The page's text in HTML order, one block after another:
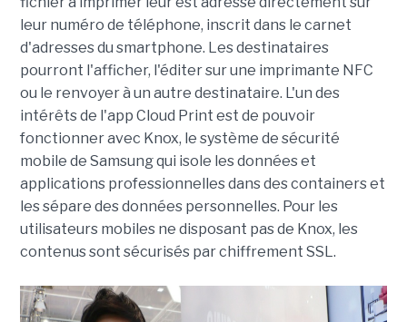
leur numéro de téléphone, inscrit dans le carnet
d'adresses du smartphone. Les destinataires
pourront l'afficher, l'éditer sur une imprimante NFC
ou le renvoyer à un autre destinataire. L'un des
intérêts de l'app Cloud Print est de pouvoir
fonctionner avec Knox, le système de sécurité
mobile de Samsung qui isole les données et
applications professionnelles dans des containers et
les sépare des données personnelles. Pour les
utilisateurs mobiles ne disposant pas de Knox, les
contenus sont sécurisés par chiffrement SSL.